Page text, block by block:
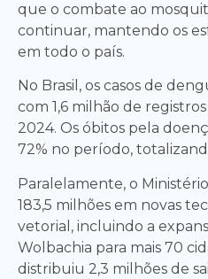
que o combate ao
continuar, mantendo os
em todo o país.
No Brasil, os casos de
com 1,6 milhão de
2024. Os óbitos pela
72% no período,
Paralelamente, o
183,5 milhões em novas
vetorial, incluindo a
Wolbachia para mais 70
distribuiu 2,3 milhões de